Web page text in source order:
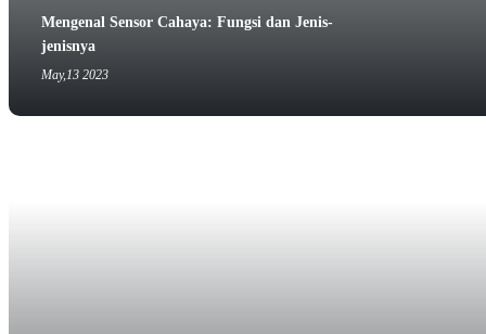
Mengenal Sensor Cahaya: Fungsi dan Jenis-
jenisnya
May,13 2023